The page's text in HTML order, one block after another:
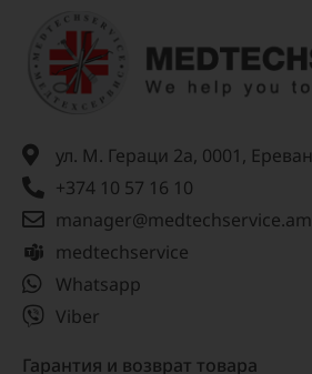
ул. М. Гераци 2а, 0001,
+374 10 57 16 10
manager@medtechservice.am
medtechservice
Whatsapp
Viber
Гарантия и возврат товара